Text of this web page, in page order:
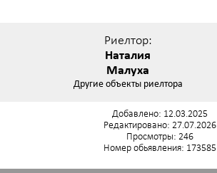
Риелтор:
Наталия
Малуха
Другие объекты риелтора
Добавлено: 12.03.2025
Редактировано: 27.07.2026
Просмотры: 246
Номер обьявления: 173585